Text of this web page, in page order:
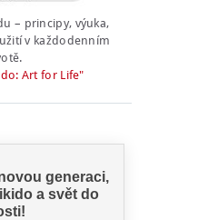
– principy, výuka,
v každodenním
Art for Life"